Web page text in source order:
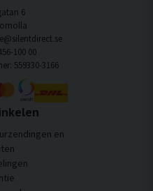
6
100 00
559330-3166
en